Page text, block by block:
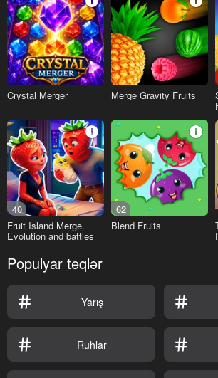
Crystal Merger Merge Gravity Fruits
40
Fruit Island Merge.
Evolution and battles
62
Blend Fruits
Populyar teqlər
Yarış
Ruhlar